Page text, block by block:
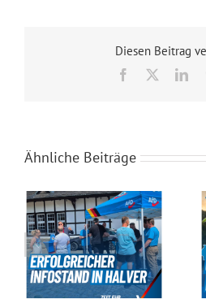
Diesen Beitrag
Facebook
Ähnliche Beiträge